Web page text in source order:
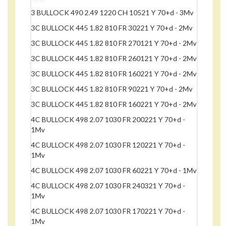
3 BULLOCK 490 2.49 1220 CH 10521 Y 70+d - 3Mv
3C BULLOCK 445 1.82 810 FR 30221 Y 70+d - 2Mv
3C BULLOCK 445 1.82 810 FR 270121 Y 70+d - 2Mv
3C BULLOCK 445 1.82 810 FR 260121 Y 70+d - 2Mv
3C BULLOCK 445 1.82 810 FR 160221 Y 70+d - 2Mv
3C BULLOCK 445 1.82 810 FR 90221 Y 70+d - 2Mv
3C BULLOCK 445 1.82 810 FR 160221 Y 70+d - 2Mv
4C BULLOCK 498 2.07 1030 FR 200221 Y 70+d -
1Mv
4C BULLOCK 498 2.07 1030 FR 120221 Y 70+d -
1Mv
4C BULLOCK 498 2.07 1030 FR 60221 Y 70+d - 1Mv
4C BULLOCK 498 2.07 1030 FR 240321 Y 70+d -
1Mv
4C BULLOCK 498 2.07 1030 FR 170221 Y 70+d -
1Mv